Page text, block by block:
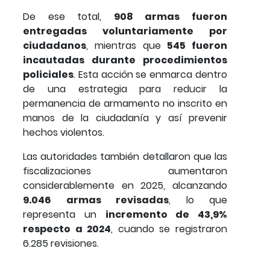
De ese total, 908 armas fueron
entregadas voluntariamente por
ciudadanos, mientras que 545 fueron
incautadas durante procedimientos
policiales. Esta acción se enmarca dentro
de una estrategia para reducir la
permanencia de armamento no inscrito en
manos de la ciudadanía y así prevenir
hechos violentos.
Las autoridades también detallaron que las
fiscalizaciones aumentaron
considerablemente en 2025, alcanzando
9.046 armas revisadas, lo que
representa un incremento de 43,9%
respecto a 2024, cuando se registraron
6.285 revisiones.